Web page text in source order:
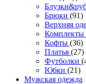
Брюки (91)
Верхняя
Комплекты
Кофты (36)
Платья (27)
Футболки
Юбки (21)
Мужская одежда